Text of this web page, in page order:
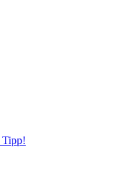
Tipp!